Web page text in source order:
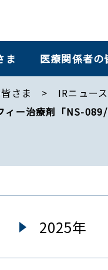
ま 医療関係者の
さま
IRニュー
ィー治療剤「NS-
2025年